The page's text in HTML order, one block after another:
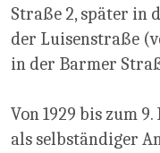
Straße 2, später in
der Luisenstraße
in der Barmer
Von 1929 bis zum
als selbständiger